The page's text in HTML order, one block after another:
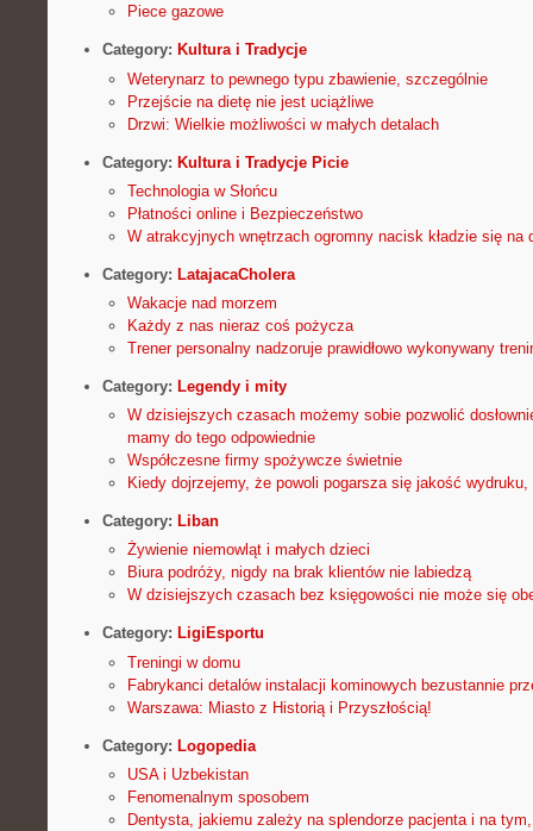
Piece gazowe
Category: Kultura i Tradycje
Weterynarz to pewnego typu zbawienie, szczególnie
Przejście na dietę nie jest uciążliwe
Drzwi: Wielkie możliwości w małych detalach
Category: Kultura i Tradycje Picie
Technologia w Słońcu
Płatności online i Bezpieczeństwo
W atrakcyjnych wnętrzach ogromny nacisk kładzie się na
Category: LatajacaCholera
Wakacje nad morzem
Każdy z nas nieraz coś pożycza
Trener personalny nadzoruje prawidłowo wykonywany
Category: Legendy i mity
W dzisiejszych czasach możemy sobie pozwolić
mamy do tego odpowiednie
Współczesne firmy spożywcze świetnie
Kiedy dojrzejemy, że powoli pogarsza się jakość
Category: Liban
Żywienie niemowląt i małych dzieci
Biura podróży, nigdy na brak klientów nie labiedzą
W dzisiejszych czasach bez księgowości nie może się
Category: LigiEsportu
Treningi w domu
Fabrykanci detalów instalacji kominowych bezustannie
Warszawa: Miasto z Historią i Przyszłością!
Category: Logopedia
USA i Uzbekistan
Fenomenalnym sposobem
Dentysta, jakiemu zależy na splendorze pacjenta i na